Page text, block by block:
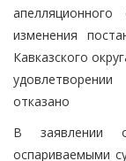
изменения
Кавказского
отказано
В заявлении
оспариваемыми